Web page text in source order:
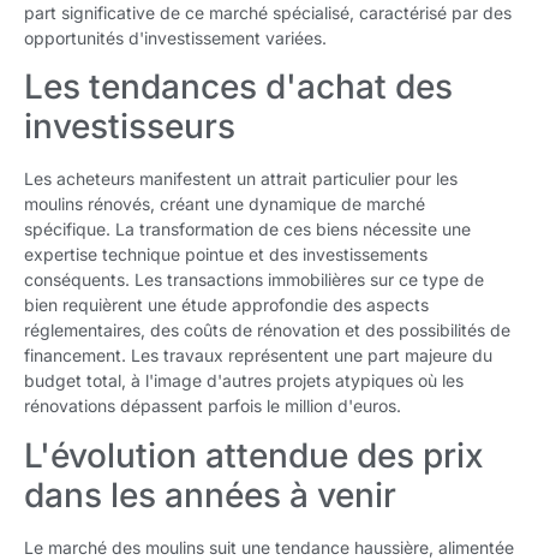
part significative de ce marché spécialisé, caractérisé par des
opportunités d'investissement variées.
Les tendances d'achat des
investisseurs
Les acheteurs manifestent un attrait particulier pour les
moulins rénovés, créant une dynamique de marché
spécifique. La transformation de ces biens nécessite une
expertise technique pointue et des investissements
conséquents. Les transactions immobilières sur ce type de
bien requièrent une étude approfondie des aspects
réglementaires, des coûts de rénovation et des possibilités de
financement. Les travaux représentent une part majeure du
budget total, à l'image d'autres projets atypiques où les
rénovations dépassent parfois le million d'euros.
L'évolution attendue des prix
dans les années à venir
Le marché des moulins suit une tendance haussière, alimentée